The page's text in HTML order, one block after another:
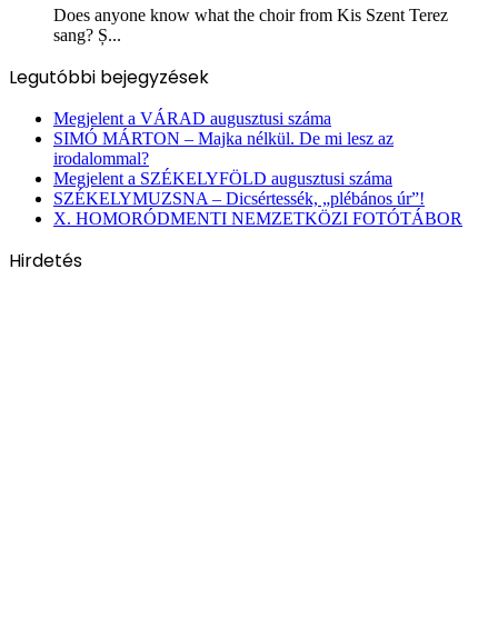
Does anyone know what the choir from Kis Szent Terez
sang? Ș...
Legutóbbi bejegyzések
Megjelent a VÁRAD augusztusi száma
SIMÓ MÁRTON – Majka nélkül. De mi lesz az
irodalommal?
Megjelent a SZÉKELYFÖLD augusztusi száma
SZÉKELYMUZSNA – Dicsértessék, „plébános úr”!
X. HOMORÓDMENTI NEMZETKÖZI FOTÓTÁBOR
Hirdetés